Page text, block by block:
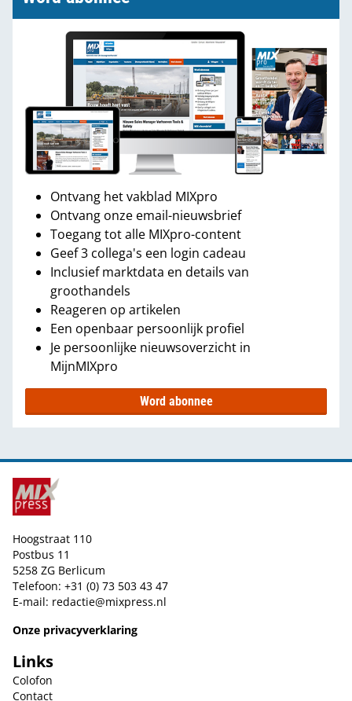
Ontvang het vakblad MIXpro
Ontvang onze email-nieuwsbrief
Toegang tot alle MIXpro-content
Geef 3 collega's een login cadeau
Inclusief marktdata en details van
groothandels
Reageren op artikelen
Een openbaar persoonlijk profiel
Je persoonlijke nieuwsoverzicht in
MijnMIXpro
Word abonnee
Hoogstraat 110
Postbus 11
5258 ZG Berlicum
Telefoon: +31 (0) 73 503 43 47
E-mail: redactie@mixpress.nl
Onze privacyverklaring
Links
Colofon
Contact